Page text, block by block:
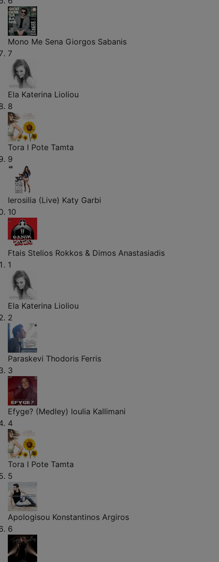
Mono Me Sena Giorgos Sabanis
7
Ela Katerina Lioliou
8
Tora I Pote Tamta
9
Ierosilia (Live) Katy Garbi
10
Ftais Stelios Rokkos & Dimos Anastasiadis
1
Ela Katerina Lioliou
2
Paraskevi Thodoris Ferris
3
Efyge? (Medley) Ioulia Kallimani
4
Tora I Pote Tamta
5
Apologisou Konstantinos Argiros
6